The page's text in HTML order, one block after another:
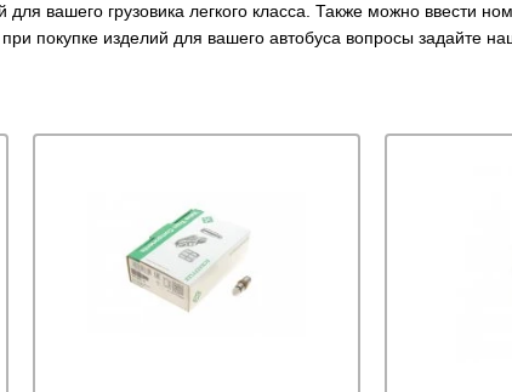
вашего грузовика легкого класса. Также можно ввести
покупке изделий для вашего автобуса вопросы задайте